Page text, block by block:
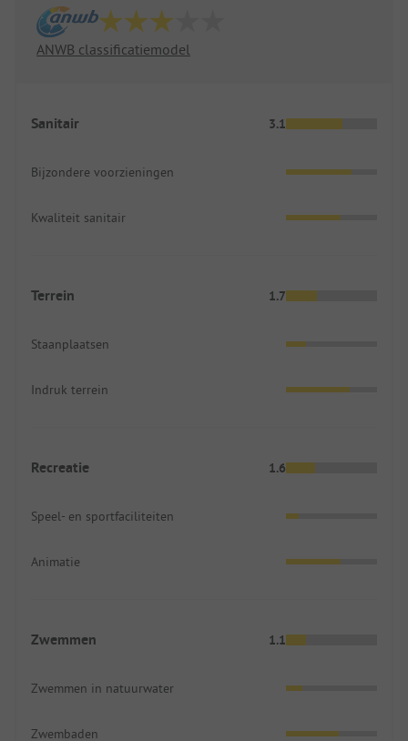
ANWB classificatiemodel
Sanitair 3.1
Bijzondere voorzieningen
Kwaliteit sanitair
Terrein 1.7
Staanplaatsen
Indruk terrein
Recreatie 1.6
Speel- en sportfaciliteiten
Animatie
Zwemmen 1.1
Zwemmen in natuurwater
Zwembaden